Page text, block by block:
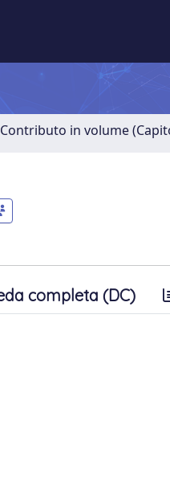
in volume
completa (DC)